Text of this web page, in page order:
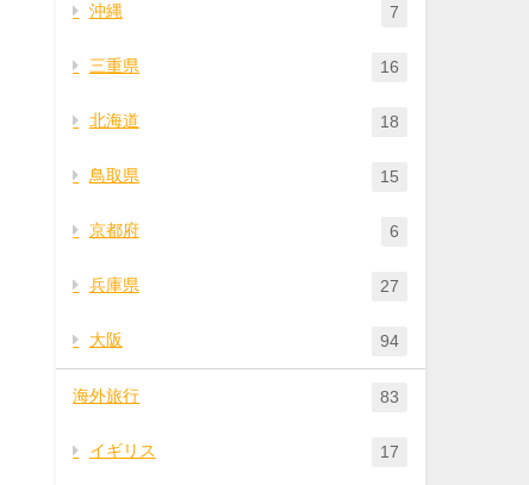
沖縄 7
三重県 16
北海道 18
鳥取県 15
京都府 6
兵庫県 27
大阪 94
海外旅行 83
イギリス 17